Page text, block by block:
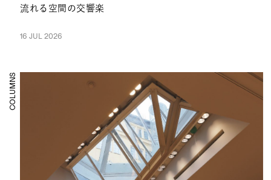
流れる空間の交響楽
16 JUL 2026
COLUMNS